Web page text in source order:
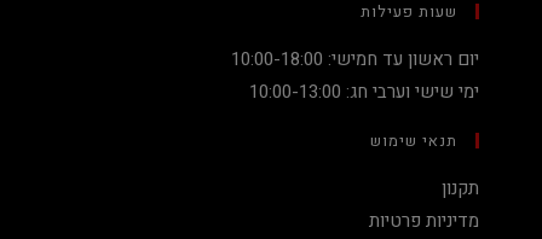
שעות פעילות
יום ראשון עד חמישי: 10:00-18:00
ימי שישי וערבי חג: 10:00-13:00
תנאי שימוש
תקנון
מדיניות פרטיות